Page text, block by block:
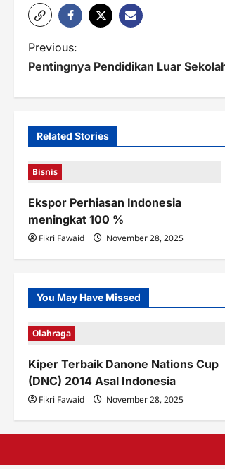
P
o
s
t
n
a
v
i
t
i
o
n
Previous:
Pentingnya Pendidikan Luar
Related Stories
Bisnis
Ekspor Perhiasan Indonesia
meningkat 100 %
Fikri Fawaid November 28, 2025
You May Have Missed
Olahraga
Kiper Terbaik Danone Nations Cup
(DNC) 2014 Asal Indonesia
Fikri Fawaid November 28, 2025